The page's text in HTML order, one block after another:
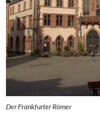
Der Frankfurter Römer